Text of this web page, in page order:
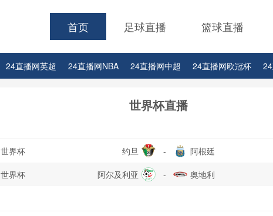
首页 足球直播 篮球直播
24直播网英超 24直播网NBA 24直播网中超 24直播网欧冠杯
世界杯直播
世界杯 约旦 - 阿根廷
世界杯 阿尔及利亚 - 奥地利